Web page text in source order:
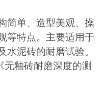
简单、造型美观、操
等特点。主要适用于
水泥砖的耐磨试验。
《无釉砖耐磨深度的测